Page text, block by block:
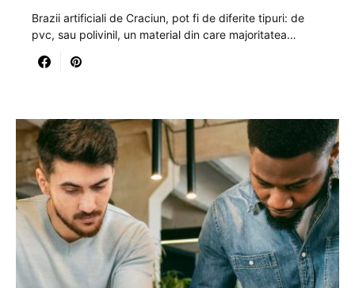
Brazii artificiali de Craciun, pot fi de diferite tipuri: de
pvc, sau polivinil, un material din care majoritatea…